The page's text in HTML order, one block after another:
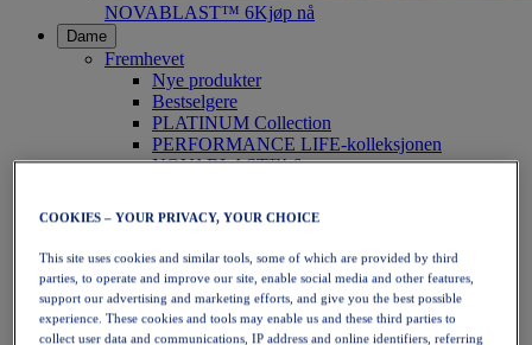
NOVABLAST™ 6Kjøp nå
Dame
Fremhevet
Nye produkter
Bestselgere
PLATINUM Collection
PERFORMANCE LIFE-kolleksjonen
NOVABLAST™ 6
Løping
Terrengløping
Tennis
Volleyball
Håndball
Padel
Netball
COOKIES – YOUR PRIVACY, YOUR CHOICE
This site uses cookies and similar tools, some of which are provided by third
parties, to operate and improve our site, enable social media and other features,
support our advertising and marketing efforts, and give you the best possible
experience. These cookies and tools may enable us and these third parties to
collect user data and communications, IP address and online identifiers, referring